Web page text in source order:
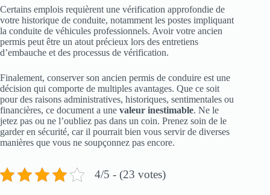
Certains emplois requièrent une vérification approfondie de
votre historique de conduite, notamment les postes impliquant
la conduite de véhicules professionnels. Avoir votre ancien
permis peut être un atout précieux lors des entretiens
d’embauche et des processus de vérification.
Finalement, conserver son ancien permis de conduire est une
décision qui comporte de multiples avantages. Que ce soit
pour des raisons administratives, historiques, sentimentales ou
financières, ce document a une valeur inestimable. Ne le
jetez pas ou ne l’oubliez pas dans un coin. Prenez soin de le
garder en sécurité, car il pourrait bien vous servir de diverses
manières que vous ne soupçonnez pas encore.
4/5 - (23 votes)